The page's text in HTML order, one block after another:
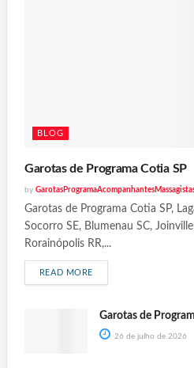
BLOG
Garotas de Programa Cotia SP
by
Garotas de Programa Cotia SP,
Socorro SE, Blumenau SC,
Rorainópolis RR,...
READ MORE
Garotas de
26 de julho de 2026